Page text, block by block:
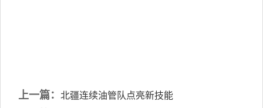
上一篇： 北疆连续油管队点亮新技能